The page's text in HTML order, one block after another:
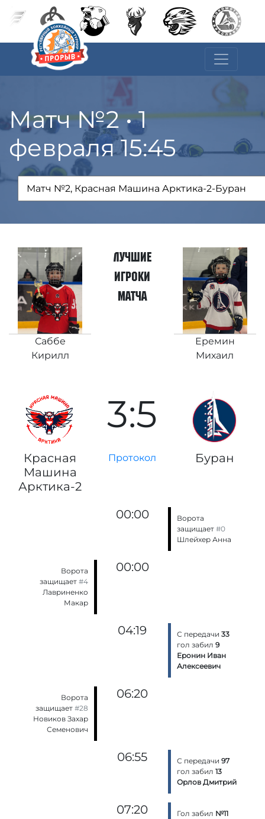
Матч №2 • 1
февраля 15:45
Лучшие
игроки
матча
Саббе
Кирилл
Еремин
Михаил
3:5
Красная
Машина
Арктика-2
Протокол Буран
00:00
Ворота
защищает #0
Шлейхер Анна
Ворота
защищает#4
Лавриненко
Макар
00:00
04:19 С передачи 33
гол забил 9
Еронин Иван
Алексеевич
Ворота
защищает#28
Новиков Захар
Семенович
06:20
06:55 С передачи 97
гол забил 13
Орлов Дмитрий
07:20 Гол забил №11